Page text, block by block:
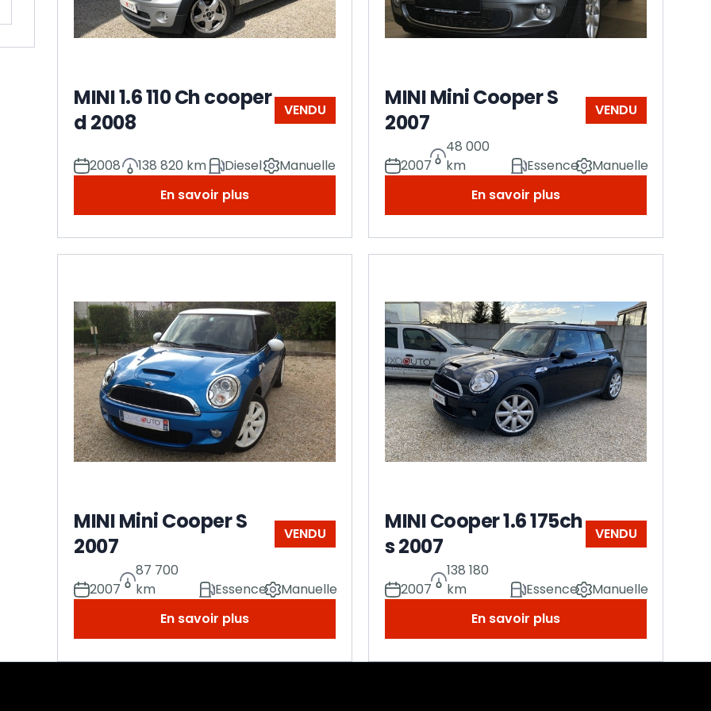
MINI 1.6 110 Ch cooper
d 2008
VENDU
2008 138 820 km Diesel
Manuelle
En savoir plus
MINI Mini Cooper S
2007
VENDU
2007
48 000
km
Essence
Manuelle
En savoir plus
MINI Mini Cooper S
2007
VENDU
2007
87 700
km
Essence
Manuelle
En savoir plus
MINI Cooper 1.6 175ch
s 2007
VENDU
2007
138 180
km
Essence
Manuelle
En savoir plus